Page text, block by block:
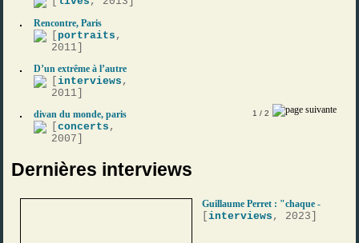
Rencontre, Paris
portraits ,
2011]
D’un extrême à l’autre
[interviews ,
2011]
divan du monde, paris
[concerts ,
2007]
1 / 2
Dernières interviews
Guillaume Perret : "chaque -
[interviews , 2023]